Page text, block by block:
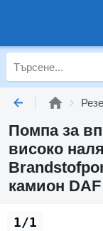
Помпа за
високо
камион
1/1